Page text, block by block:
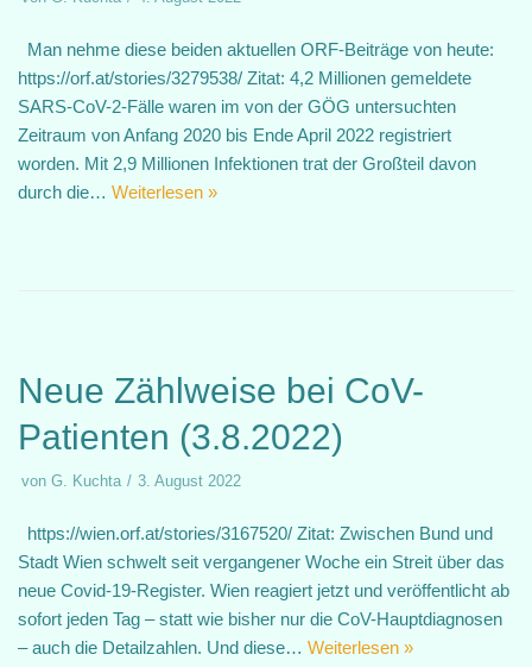
Man nehme diese beiden aktuellen ORF-Beiträge von heute:
https://orf.at/stories/3279538/ Zitat: 4,2 Millionen gemeldete
SARS-CoV-2-Fälle waren im von der GÖG untersuchten
Zeitraum von Anfang 2020 bis Ende April 2022 registriert
worden. Mit 2,9 Millionen Infektionen trat der Großteil davon
durch die… Weiterlesen »
Neue Zählweise bei CoV-
Patienten (3.8.2022)
von G. Kuchta 3. August 2022
https://wien.orf.at/stories/3167520/ Zitat: Zwischen Bund und
Stadt Wien schwelt seit vergangener Woche ein Streit über das
neue Covid-19-Register. Wien reagiert jetzt und veröffentlicht ab
sofort jeden Tag – statt wie bisher nur die CoV-Hauptdiagnosen
– auch die Detailzahlen. Und diese… Weiterlesen »